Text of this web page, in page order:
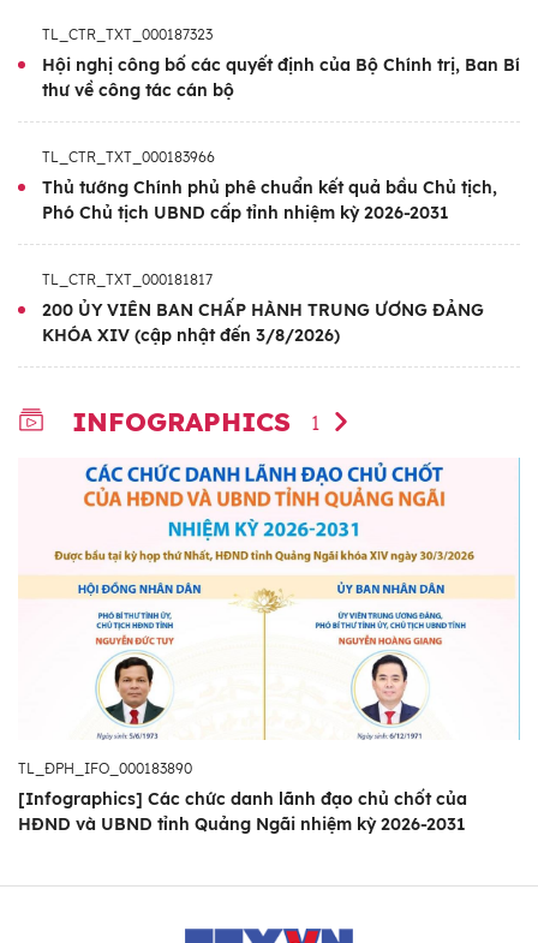
TL_CTR_TXT_000187323
Hội nghị công bố các quyết định của Bộ Chính trị, Ban Bí
thư về công tác cán bộ
TL_CTR_TXT_000183966
Thủ tướng Chính phủ phê chuẩn kết quả bầu Chủ tịch,
Phó Chủ tịch UBND cấp tỉnh nhiệm kỳ 2026-2031
TL_CTR_TXT_000181817
200 ỦY VIÊN BAN CHẤP HÀNH TRUNG ƯƠNG ĐẢNG
KHÓA XIV (cập nhật đến 3/8/2026)
INFOGRAPHICS 1
TL_ĐPH_IFO_000183890
[Infographics] Các chức danh lãnh đạo chủ chốt của
HĐND và UBND tỉnh Quảng Ngãi nhiệm kỳ 2026-2031